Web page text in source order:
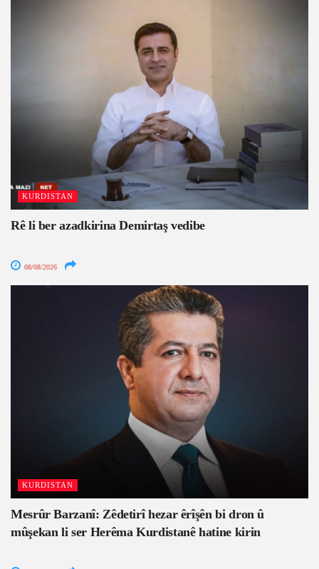
KURDISTAN
Rê li ber azadkirina Demirtaş vedibe
08/08/2026
KURDISTAN
Mesrûr Barzanî: Zêdetirî hezar êrîşên bi dron û
mûşekan li ser Herêma Kurdistanê hatine kirin